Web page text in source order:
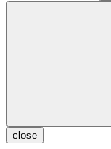
close